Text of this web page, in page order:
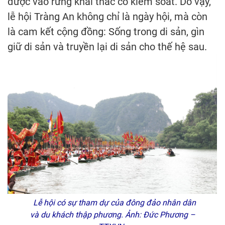
lễ hội Tràng An không chỉ là ngày hội, mà còn
là cam kết cộng đồng: Sống trong di sản, gìn
giữ di sản và truyền lại di sản cho thế hệ sau.
Lễ hội có sự tham dự của đông đảo nhân dân
và du khách thập phương. Ảnh: Đức Phương –